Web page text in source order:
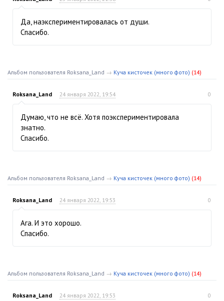
Да, наэкспериментировалась от души.
Спасибо.
Альбом пользователя Roksana_Land → Куча кисточек (много фото) (14)
Roksana_Land 24 января 2022, 19:54 0
Думаю, что не всё. Хотя поэкспериментировала
знатно.
Спасибо.
Альбом пользователя Roksana_Land → Куча кисточек (много фото) (14)
Roksana_Land 24 января 2022, 19:53 0
Ага. И это хорошо.
Спасибо.
Альбом пользователя Roksana_Land → Куча кисточек (много фото) (14)
Roksana_Land 24 января 2022, 19:53 0